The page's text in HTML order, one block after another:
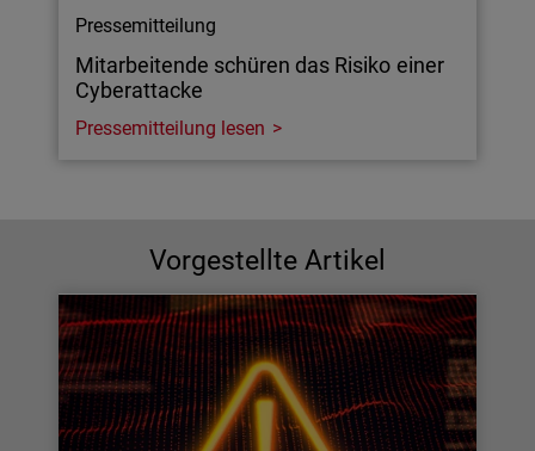
Pressemitteilung
Mitarbeitende schüren das Risiko einer
Cyberattacke
Pressemitteilung lesen
Vorgestellte Artikel